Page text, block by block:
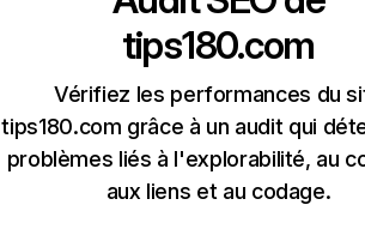
tips180.com
Vérifiez les performances du
tips180.com grâce à un audit qui
problèmes liés à l'explorabilité, au
aux liens et au codage.